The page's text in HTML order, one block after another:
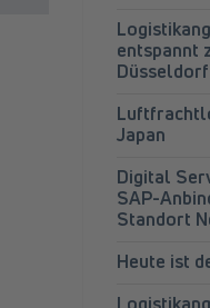
entspannt
Düsseldorf
Japan
Digital
SAP-
Standort
Heute ist